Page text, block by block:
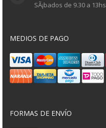
SÃ¡bados de 9.30 a 13hs
MEDIOS DE PAGO
FORMAS DE ENVÍO